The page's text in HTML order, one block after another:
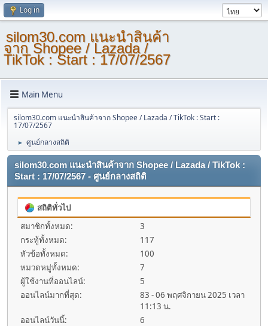
Log in
silom30.com แนะนำสินค้า
จาก Shopee / Lazada /
TikTok : Start : 17/07/2567
Main Menu
silom30.com แนะนำสินค้าจาก Shopee / Lazada / TikTok : Start :
17/07/2567
► ศูนย์กลางสถิติ
silom30.com แนะนำสินค้าจาก Shopee / Lazada / TikTok :
Start : 17/07/2567 - ศูนย์กลางสถิติ
สถิติทั่วไป
สมาชิกทั้งหมด:
3
กระทู้ทั้งหมด:
117
หัวข้อทั้งหมด:
100
หมวดหมู่ทั้งหมด:
7
ผู้ใช้งานที่ออนไลน์:
5
ออนไลน์มากที่สุด:
83 - 06 พฤศจิกายน 2025 เวลา
11:13 น.
ออนไลน์วันนี้:
6